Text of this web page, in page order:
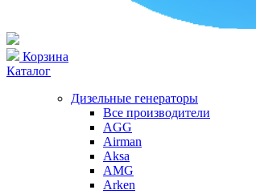
Корзина
Каталог
Дизельные генераторы
Все производители
AGG
Airman
Aksa
AMG
Arken